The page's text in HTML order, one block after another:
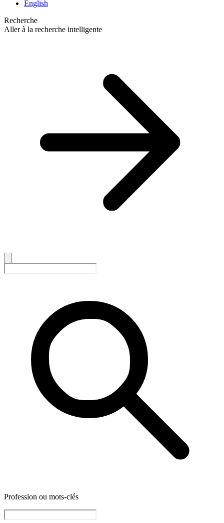
English
Recherche
Aller à la recherche intelligente
Profession ou mots-clés